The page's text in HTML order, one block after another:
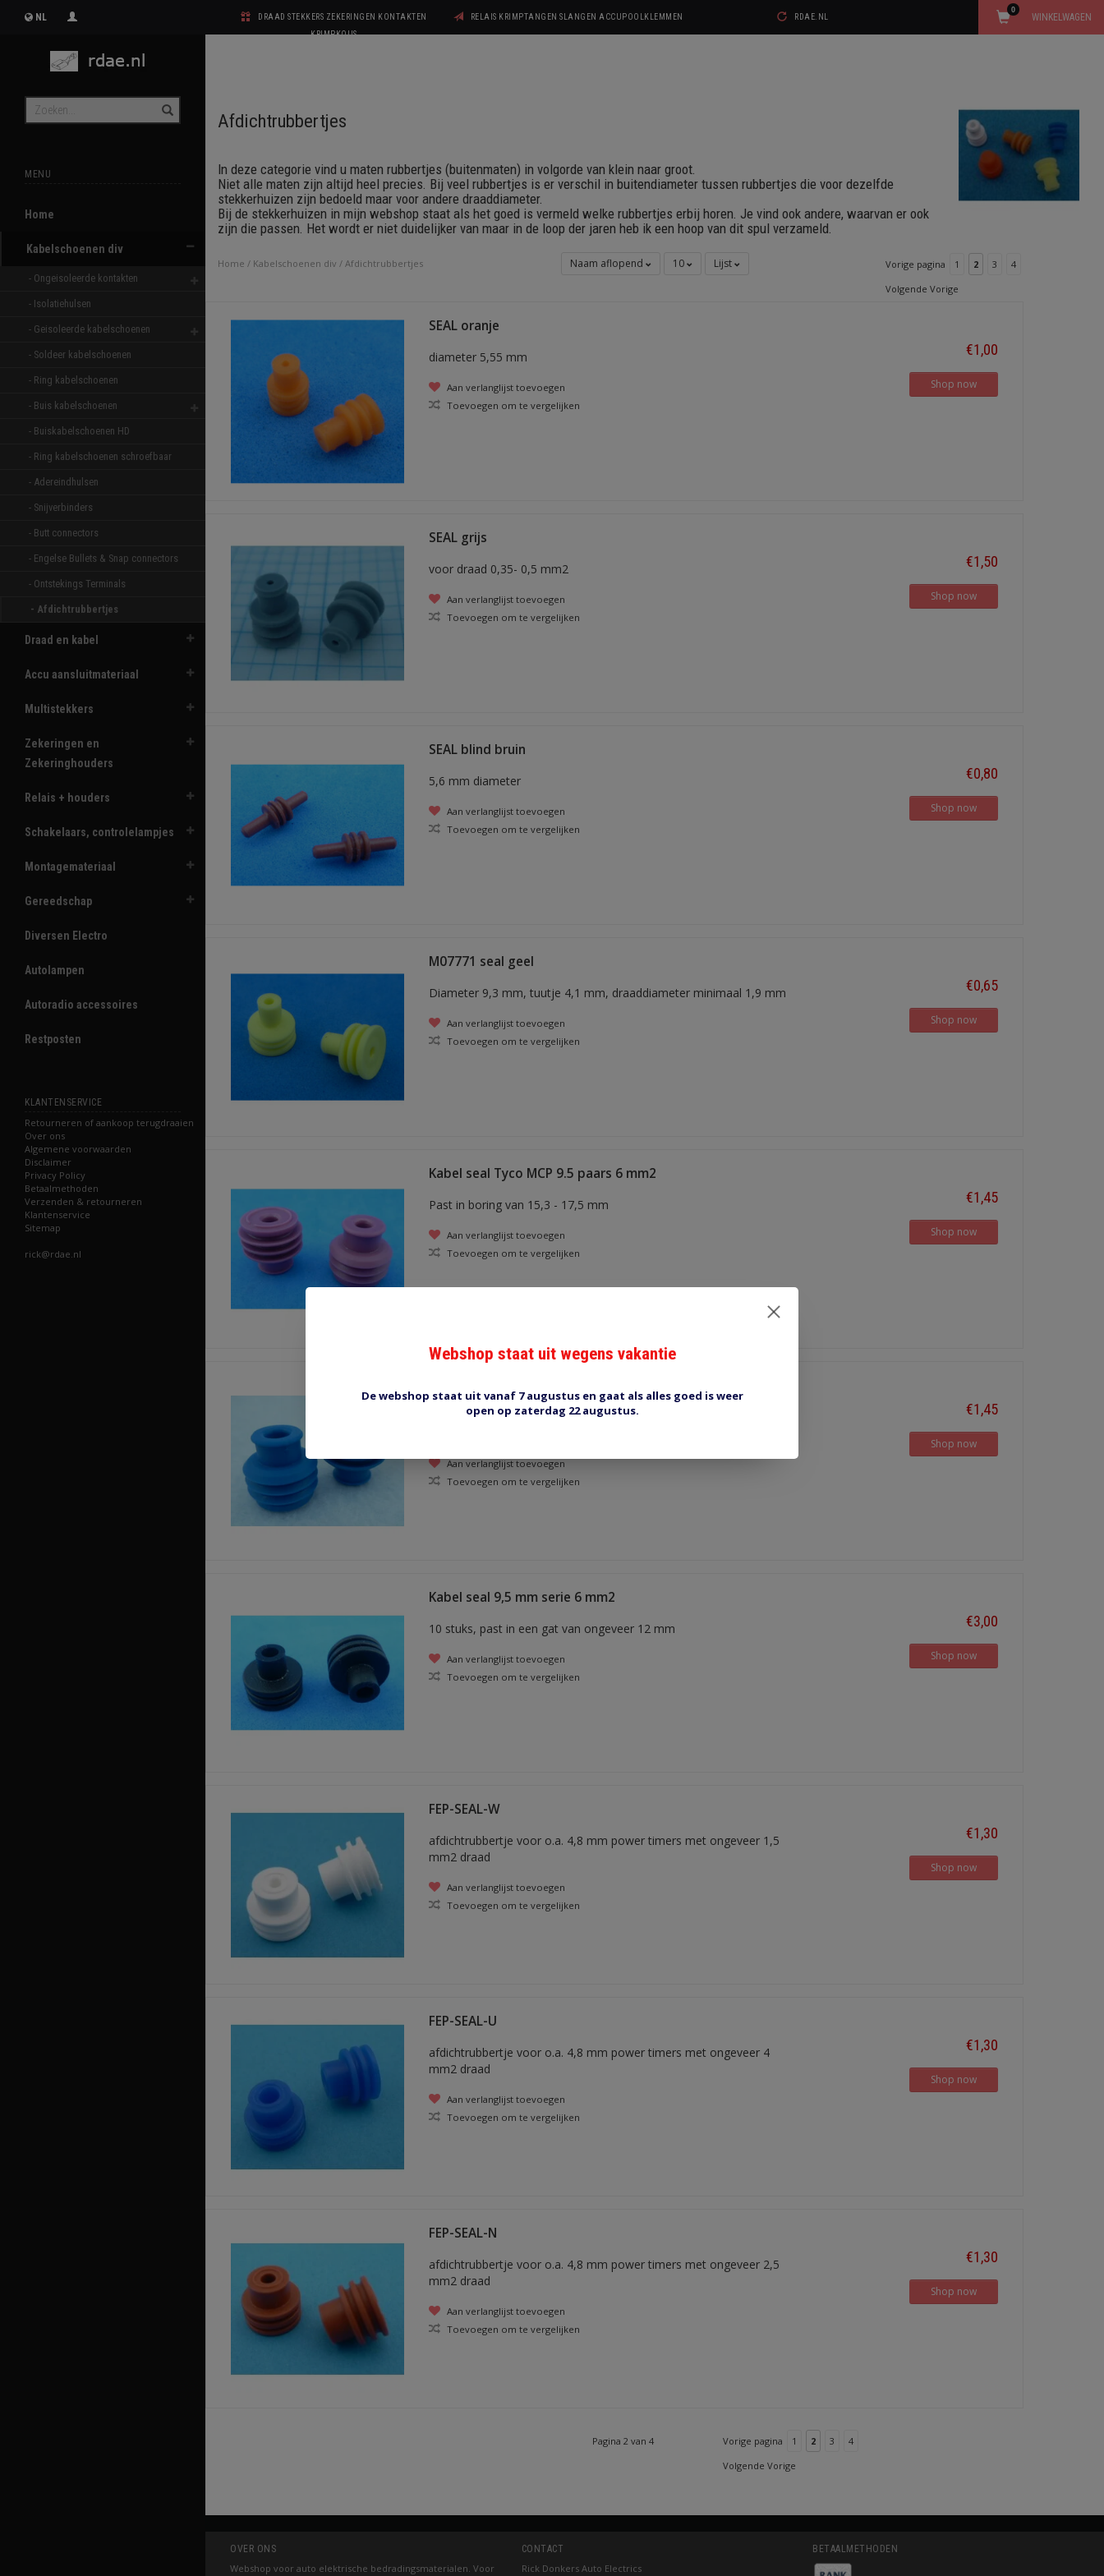
NL
DRAAD STEKKERS ZEKERINGEN KONTAKTEN
KRIMPKOUS
RELAIS KRIMPTANGEN SLANGEN ACCUPOOLKLEMMEN RDAE.NL WINKELWAGEN
0
MENU
Home
Kabelschoenen div
- Ongeisoleerde kontakten
- Isolatiehulsen
- Geisoleerde kabelschoenen
- Soldeer kabelschoenen
- Ring kabelschoenen
- Buis kabelschoenen
- Buiskabelschoenen HD
- Ring kabelschoenen schroefbaar
- Adereindhulsen
- Snijverbinders
- Butt connectors
- Engelse Bullets & Snap connectors
- Ontstekings Terminals
- Afdichtrubbertjes
Draad en kabel
Accu aansluitmateriaal
Multistekkers
Zekeringen en
Zekeringhouders
Relais + houders
Schakelaars, controlelampjes
Montagemateriaal
Gereedschap
Diversen Electro
Autolampen
Autoradio accessoires
Restposten
KLANTENSERVICE
Retourneren of aankoop terugdraaien
Over ons
Algemene voorwaarden
Disclaimer
Privacy Policy
Betaalmethoden
Verzenden & retourneren
Klantenservice
Sitemap
rick@rdae.nl
Afdichtrubbertjes
In deze categorie vind u maten rubbertjes (buitenmaten) in volgorde van klein naar groot.
Niet alle maten zijn altijd heel precies. Bij veel rubbertjes is er verschil in buitendiameter tussen rubbertjes die voor dezelfde
stekkerhuizen zijn bedoeld maar voor andere draaddiameter.
Bij de stekkerhuizen in mijn webshop staat als het goed is vermeld welke rubbertjes erbij horen. Je vind ook andere, waarvan er ook
zijn die passen. Het wordt er niet duidelijker van maar in de loop der jaren heb ik een hoop van dit spul verzameld.
Home / Kabelschoenen div / Afdichtrubbertjes Naam aflopend 10 Lijst Vorige pagina 1 2 3
4
Volgende Vorige
SEAL oranje
diameter 5,55 mm
Aan verlanglijst toevoegen
Toevoegen om te vergelijken
€1,00
Shop now
SEAL grijs
voor draad 0,35- 0,5 mm2
Aan verlanglijst toevoegen
Toevoegen om te vergelijken
€1,50
Shop now
SEAL blind bruin
5,6 mm diameter
Aan verlanglijst toevoegen
Toevoegen om te vergelijken
€0,80
Shop now
M07771 seal geel
Diameter 9,3 mm, tuutje 4,1 mm, draaddiameter minimaal 1,9 mm
Aan verlanglijst toevoegen
Toevoegen om te vergelijken
€0,65
Shop now
Kabel seal Tyco MCP 9.5 paars 6 mm2
Past in boring van 15,3 - 17,5 mm
Aan verlanglijst toevoegen
Toevoegen om te vergelijken
€1,45
Shop now
Past in boring van 15,3 - 17,5 mm, voor draad van 5,5 - 7,0 mm
Aan verlanglijst toevoegen
Toevoegen om te vergelijken
€1,45
Shop now
Kabel seal 9,5 mm serie 6 mm2
10 stuks, past in een gat van ongeveer 12 mm
Aan verlanglijst toevoegen
Toevoegen om te vergelijken
€3,00
Shop now
FEP-SEAL-W
afdichtrubbertje voor o.a. 4,8 mm power timers met ongeveer 1,5
mm2 draad
Aan verlanglijst toevoegen
Toevoegen om te vergelijken
€1,30
Shop now
FEP-SEAL-U
afdichtrubbertje voor o.a. 4,8 mm power timers met ongeveer 4
mm2 draad
Aan verlanglijst toevoegen
Toevoegen om te vergelijken
€1,30
Shop now
FEP-SEAL-N
afdichtrubbertje voor o.a. 4,8 mm power timers met ongeveer 2,5
mm2 draad
Aan verlanglijst toevoegen
Toevoegen om te vergelijken
€1,30
Shop now
Pagina 2 van 4 Vorige pagina 1 2 3
4
Volgende Vorige
OVER ONS
Webshop voor auto elektrische bedradingsmaterialen. Voor
CONTACT
Rick Donkers Auto Electrics
BETAALMETHODEN
Webshop staat uit wegens vakantie
De webshop staat uit vanaf 7 augustus en gaat als alles goed is weer
open op zaterdag 22 augustus.